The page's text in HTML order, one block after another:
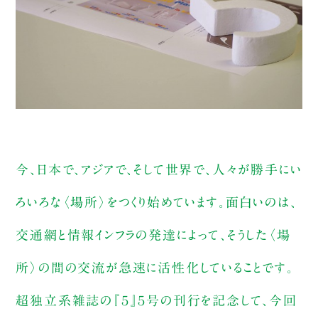
今、日本で、アジアで、そして世界で、人々が勝手にい
ろいろな〈場所〉をつくり始めています。面白いのは、
交通網と情報インフラの発達によって、そうした〈場
所〉の間の交流が急速に活性化していることです。
超独立系雑誌の『５』５号の刊行を記念して、今回